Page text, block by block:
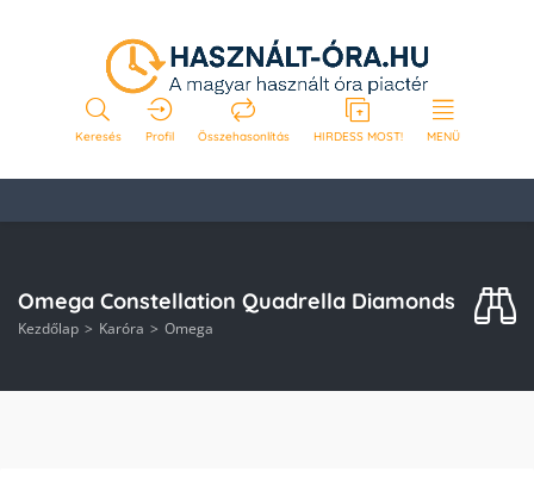
Keresés Profil Összehasonlítás HIRDESS MOST! MENÜ
Omega Constellation Quadrella Diamonds
Kezdőlap Karóra Omega